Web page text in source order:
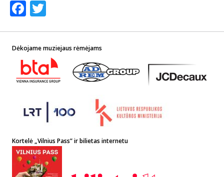
Facebook
Dėkojame muziejaus rėmėjams
Kortelė „Vilnius Pass” ir bilietas internetu